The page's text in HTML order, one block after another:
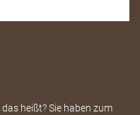
heißt? Sie haben zum